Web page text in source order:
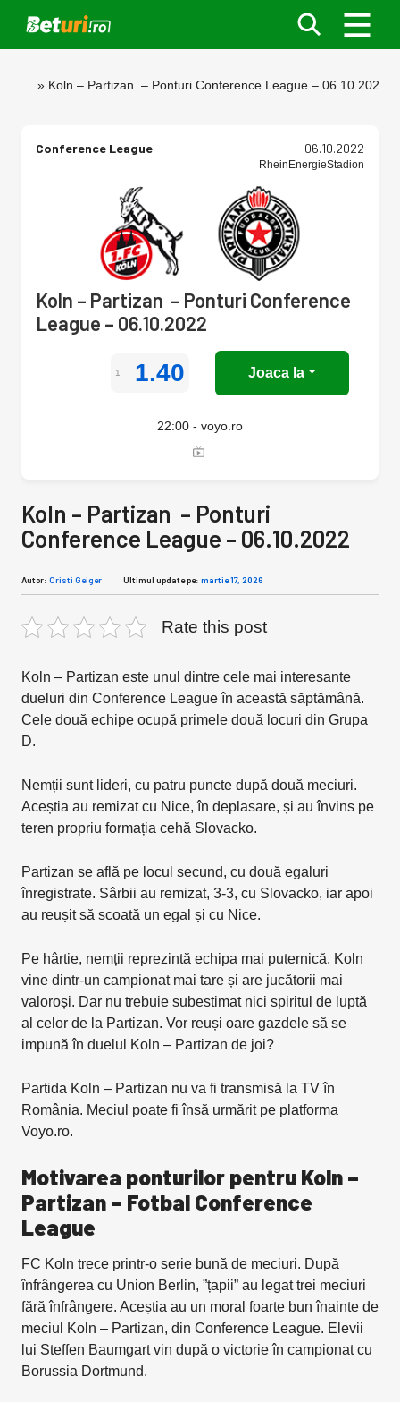
Koln – Partizan – Ponturi Conference League – 06.10.2022
Conference League 06.10.2022
RheinEnergieStadion
Koln – Partizan – Ponturi Conference
League – 06.10.2022
1 1.40 Joaca la
22:00 - voyo.ro
Koln – Partizan – Ponturi
Conference League – 06.10.2022
Autor: Cristi Geiger Ultimul update pe: martie 17, 2026
Rate this post
Koln – Partizan este unul dintre cele mai interesante
dueluri din Conference League în această săptămână.
Cele două echipe ocupă primele două locuri din Grupa
D.
Nemții sunt lideri, cu patru puncte după două meciuri.
Aceștia au remizat cu Nice, în deplasare, și au învins pe
teren propriu formația cehă Slovacko.
Partizan se află pe locul secund, cu două egaluri
înregistrate. Sârbii au remizat, 3-3, cu Slovacko, iar apoi
au reușit să scoată un egal și cu Nice.
Pe hârtie, nemții reprezintă echipa mai puternică. Koln
vine dintr-un campionat mai tare și are jucătorii mai
valoroși. Dar nu trebuie subestimat nici spiritul de luptă
al celor de la Partizan. Vor reuși oare gazdele să se
impună în duelul Koln – Partizan de joi?
Partida Koln – Partizan nu va fi transmisă la TV în
România. Meciul poate fi însă urmărit pe platforma
Voyo.ro.
Motivarea ponturilor pentru Koln –
Partizan – Fotbal Conference
League
FC Koln trece printr-o serie bună de meciuri. După
înfrângerea cu Union Berlin, ”țapii” au legat trei meciuri
fără înfrângere. Aceștia au un moral foarte bun înainte de
meciul Koln – Partizan, din Conference League. Elevii
lui Steffen Baumgart vin după o victorie în campionat cu
Borussia Dortmund.